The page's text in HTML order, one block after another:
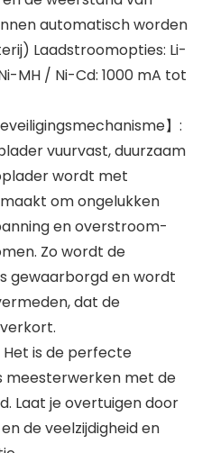
automatisch worden
Laadstroomopties: Li-
MH / Ni-Cd: 1000 mA tot
】:
vuurvast, duurzaam
wordt met
om ongelukken
en overstroom-
Zo wordt de
gewaarborgd en wordt
dat de
Het is de perfecte
meesterwerken met de
Laat je overtuigen door
de veelzijdigheid en